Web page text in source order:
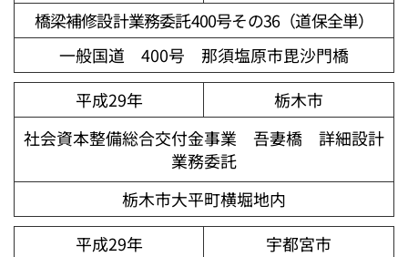
橋梁補修設計業務委託400号その36（道保全単）
一般国道 400号 那須塩原市毘沙門橋
平成29年
栃木市
社会資本整備総合交付金事業 吾妻橋 詳細設計
業務委託
栃木市大平町横堀地内
平成29年
宇都宮市